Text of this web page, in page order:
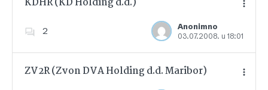
2
Anonimno
03.07.2008. u 18:01
Dodajte u favorite
ZV2R (Zvon DVA Holding d.d. Maribor)